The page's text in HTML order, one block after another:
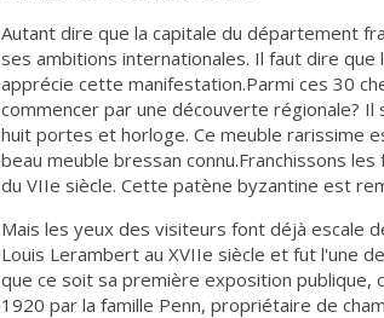
Autant dire que la capitale du département
ses ambitions internationales. Il faut dire
apprécie cette manifestation.Parmi ces 30
commencer par une découverte régionale?
huit portes et horloge. Ce meuble rarissime
beau meuble bressan connu.Franchissons
du VIIe siècle. Cette patène byzantine est
Mais les yeux des visiteurs font déjà escale
Louis Lerambert au XVIIe siècle et fut l'une
que ce soit sa première exposition publique,
1920 par la famille Penn, propriétaire de